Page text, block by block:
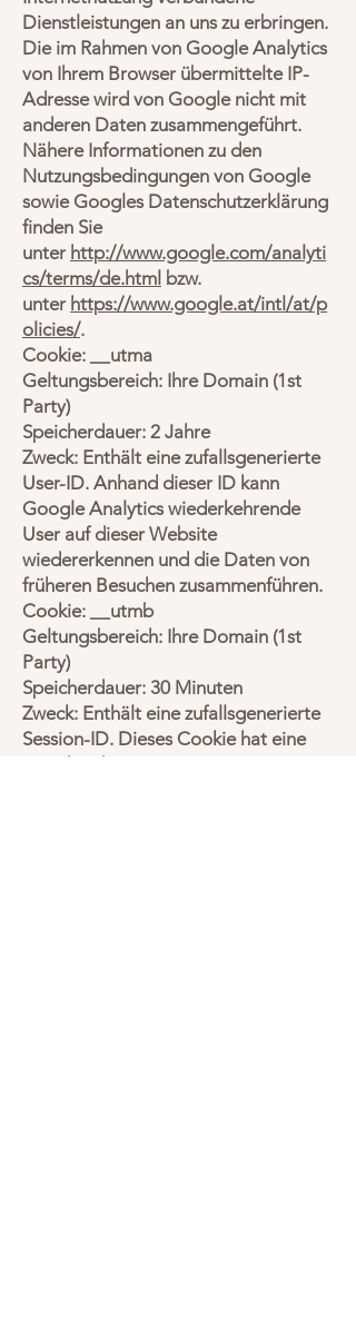
Dienstleistungen an uns zu erbringen.
Die im Rahmen von Google Analytics
von Ihrem Browser übermittelte IP-
Adresse wird von Google nicht mit
anderen Daten zusammengeführt.
Nähere Informationen zu den
Nutzungsbedingungen von Google
sowie Googles Datenschutzerklärung
finden Sie
unter http://www.google.com/analyti
cs/terms/de.html bzw.
unter https://www.google.at/intl/at/p
olicies/.
Cookie: __utma
Geltungsbereich: Ihre Domain (1st
Party)
Speicherdauer: 2 Jahre
Zweck: Enthält eine zufallsgenerierte
User-ID. Anhand dieser ID kann
Google Analytics wiederkehrende
User auf dieser Website
wiedererkennen und die Daten von
früheren Besuchen zusammenführen.
Cookie: __utmb
Geltungsbereich: Ihre Domain (1st
Party)
Speicherdauer: 30 Minuten
Zweck: Enthält eine zufallsgenerierte
Session-ID. Dieses Cookie hat eine